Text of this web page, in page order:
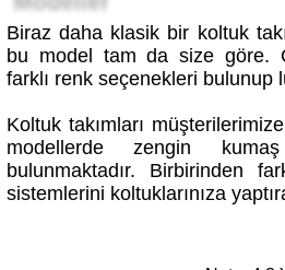
Biraz daha klasik bir koltuk
bu model tam da size göre.
farklı renk seçenekleri bulunup
modellerde zengin
bulunmaktadır. Birbirinden
sistemlerini koltuklarınıza
Notu: 4,3